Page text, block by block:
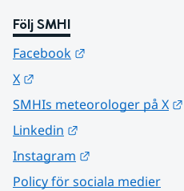
Följ SMHI
Facebook
X
SMHIs meteorologer på X
Linkedin
Instagram
Policy för sociala medier